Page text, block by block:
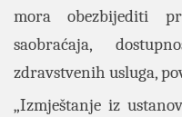
mora obezbijediti
saobraćaja,
zdravstvenih usluga,
„Izmještanje iz